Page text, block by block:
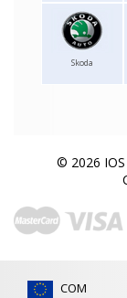
Skoda
© 2026 IOS
COM